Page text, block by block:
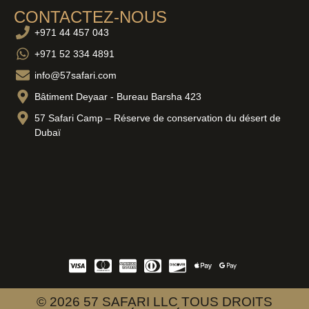
CONTACTEZ-NOUS
+971 44 457 043
+971 52 334 4891
info@57safari.com
Bâtiment Deyaar - Bureau Barsha 423
57 Safari Camp – Réserve de conservation du désert de
Dubaï
© 2026 57 SAFARI LLC TOUS DROITS